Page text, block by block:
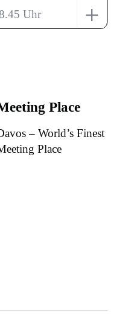
Uhr +
Place
– World’s Finest
Place